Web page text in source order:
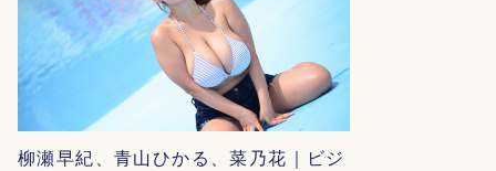
柳瀬早紀、青山ひかる、菜乃花｜ビジ